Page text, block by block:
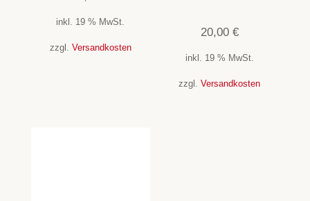
inkl. 19 % MwSt.
zzgl. Versandkosten
20,00 €
inkl. 19 % MwSt.
zzgl.Versandkosten